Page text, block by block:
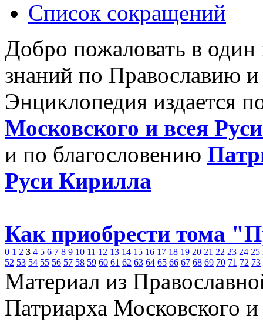
Список сокращений
Добро пожаловать в
знаний по Православию
Энциклопедия издается
Московского и всея
и по благословению
Руси Кирилла
Как приобрести тома
0 1 2 3 4 5 6 7 8 9 10 11 12 13 14 15 16 17 18 19 20 21 22 23 24 25
52 53 54 55 56 57 58 59 60 61 62 63 64 65 66 67 68 69 70 71 72 73
Материал из
Патриарха Московского